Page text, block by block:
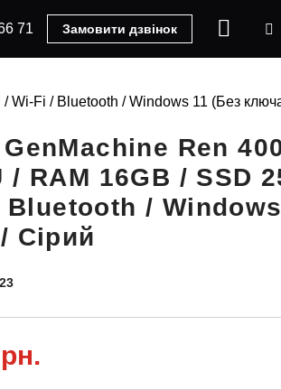
71 Замовити дзвінок
Wi-Fi / Bluetooth / Windows 11 (Без
GenMachine Ren
/ RAM 16GB / SSD
Bluetooth /
Сірий